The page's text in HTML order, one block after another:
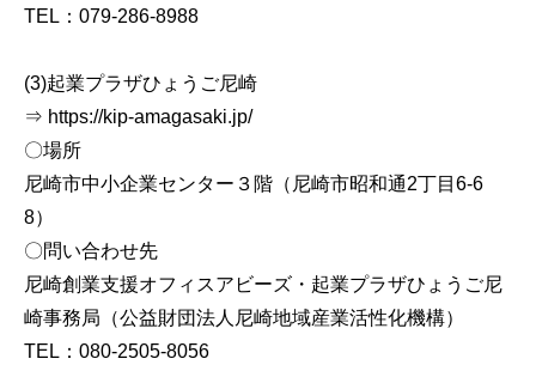
TEL：079-286-8988
(3)起業プラザひょうご尼崎
⇒ https://kip-amagasaki.jp/
〇場所
尼崎市中小企業センター３階（尼崎市昭和通2丁目6-6
8）
〇問い合わせ先
尼崎創業支援オフィスアビーズ・起業プラザひょうご尼
崎事務局（公益財団法人尼崎地域産業活性化機構）
TEL：080-2505-8056